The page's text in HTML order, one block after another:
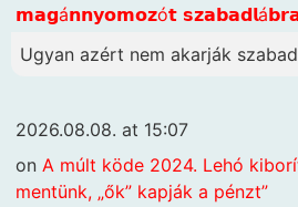
𝗺𝗮𝗴á𝗻𝗻𝘆𝗼𝗺𝗼𝘇ó𝘁 𝘀𝘇𝗮𝗯𝗮𝗱𝗹á𝗯𝗿𝗮
Ugyan azért nem akarják
2026.08.08. at 15:07
on A múlt köde 2024. Lehó
mentünk, „ők” kapják a pénzt”